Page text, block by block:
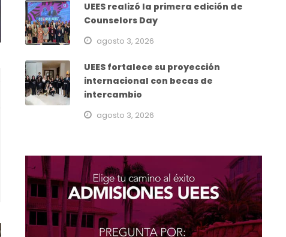
UEES realizó la primera edición de
Counselors Day
agosto 3, 2026
UEES fortalece su proyección
internacional con becas de
intercambio
agosto 3, 2026